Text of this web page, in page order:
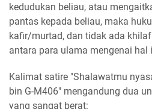
kedudukan beliau, atau
pantas kepada beliau, maka
kafir/murtad, dan tidak ada
antara para ulama mengenai hal
Kalimat satire "Shalawatmu
bin G-M406" mengandung dua
yang sangat berat: